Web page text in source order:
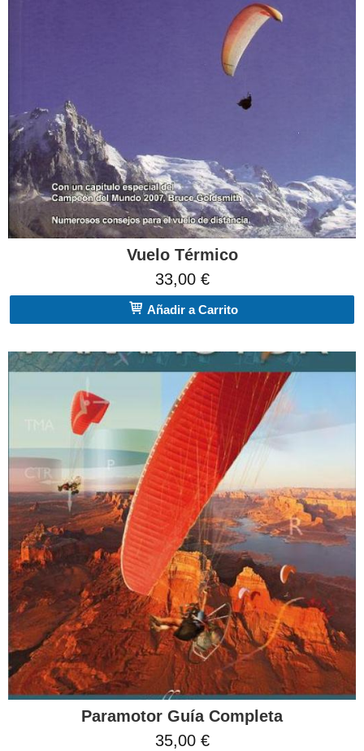
Vuelo Térmico
33,00 €
Añadir a Carrito
Paramotor Guía Completa
35,00 €